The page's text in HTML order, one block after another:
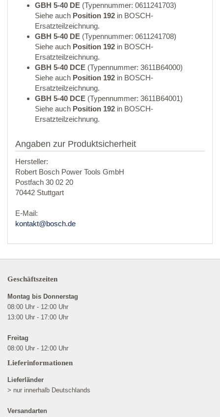
GBH 5-40 DE (Typennummer: 0611241703)
Siehe auch Position 192 in BOSCH-
Ersatzteilzeichnung.
GBH 5-40 DE (Typennummer: 0611241708)
Siehe auch Position 192 in BOSCH-
Ersatzteilzeichnung.
GBH 5-40 DCE (Typennummer: 3611B64000)
Siehe auch Position 192 in BOSCH-
Ersatzteilzeichnung.
GBH 5-40 DCE (Typennummer: 3611B64001)
Siehe auch Position 192 in BOSCH-
Ersatzteilzeichnung.
Angaben zur Produktsicherheit
Hersteller:
Robert Bosch Power Tools GmbH
Postfach 30 02 20
70442 Stuttgart
E-Mail:
kontakt@bosch.de
Geschäftszeiten
Montag bis Donnerstag
08:00 Uhr - 12:00 Uhr
13:00 Uhr - 17:00 Uhr
Freitag
08:00 Uhr - 12:00 Uhr
Lieferinformationen
Lieferländer
> nur innerhalb Deutschlands
Versandarten